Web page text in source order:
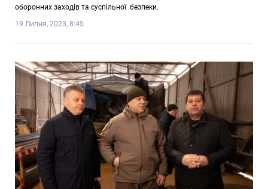
оборонних заходів та суспільної безпеки.
19 Липня, 2023, 8:45